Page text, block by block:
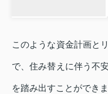
このような資金計画と
で、住み替えに伴う不
を踏み出すことができま